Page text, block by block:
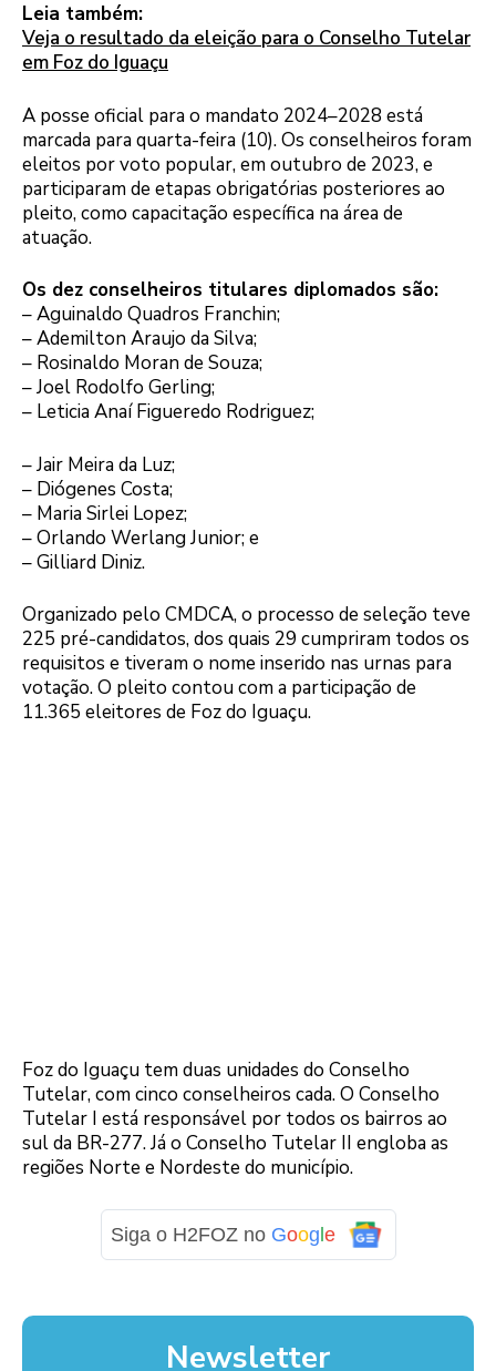
Leia também:
Veja o resultado da eleição para o Conselho Tutelar
em Foz do Iguaçu
A posse oficial para o mandato 2024–2028 está
marcada para quarta-feira (10). Os conselheiros foram
eleitos por voto popular, em outubro de 2023, e
participaram de etapas obrigatórias posteriores ao
pleito, como capacitação específica na área de
atuação.
Os dez conselheiros titulares diplomados são:
– Aguinaldo Quadros Franchin;
– Ademilton Araujo da Silva;
– Rosinaldo Moran de Souza;
– Joel Rodolfo Gerling;
– Leticia Anaí Figueredo Rodriguez;
– Jair Meira da Luz;
– Diógenes Costa;
– Maria Sirlei Lopez;
– Orlando Werlang Junior; e
– Gilliard Diniz.
Organizado pelo CMDCA, o processo de seleção teve
225 pré-candidatos, dos quais 29 cumpriram todos os
requisitos e tiveram o nome inserido nas urnas para
votação. O pleito contou com a participação de
11.365 eleitores de Foz do Iguaçu.
Foz do Iguaçu tem duas unidades do Conselho
Tutelar, com cinco conselheiros cada. O Conselho
Tutelar I está responsável por todos os bairros ao
sul da BR-277. Já o Conselho Tutelar II engloba as
regiões Norte e Nordeste do município.
Siga o H2FOZ no Google
Newsletter